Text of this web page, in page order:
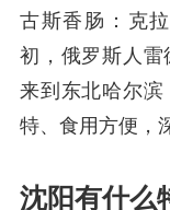
古斯香肠：克
初，俄罗斯人
来到东北哈尔
特、食用方便，
沈阳有什么